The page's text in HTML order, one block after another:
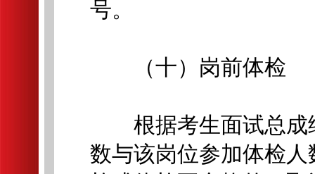
号。
（十）岗前体检
根据考生面试总成
数与该岗位参加体检